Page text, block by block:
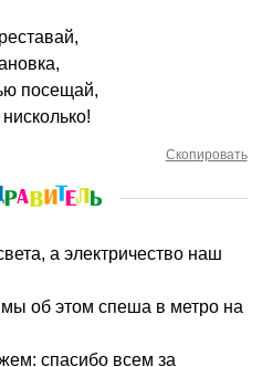
посещай,
Скопировать
об этом спеша в метро на
спасибо всем за